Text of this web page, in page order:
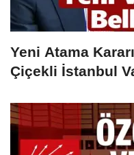
Yeni Atama
Çiçekli İstanbul